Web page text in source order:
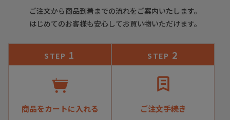
ご注文から商品到着までの流れをご案内いたします。
はじめてのお客様も安心してお買い物いただけます。
STEP 1
商品をカートに入れる
STEP 2
ご注文手続き